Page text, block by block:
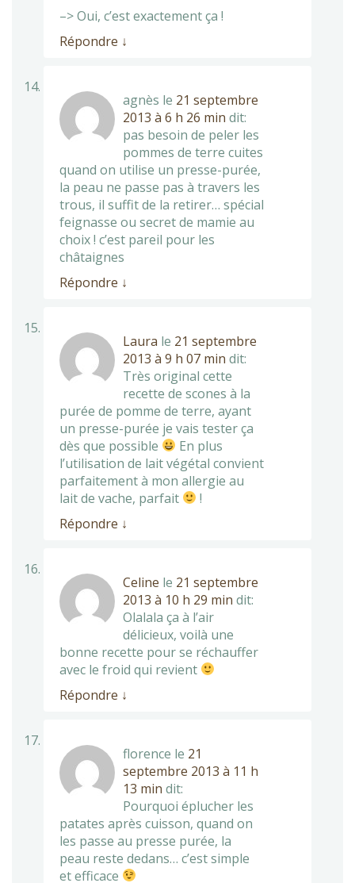
–> Oui, c’est exactement ça !
Répondre ↓
agnès le 21 septembre
2013 à 6 h 26 min dit:
pas besoin de peler les
pommes de terre cuites
quand on utilise un presse-purée,
la peau ne passe pas à travers les
trous, il suffit de la retirer… spécial
feignasse ou secret de mamie au
choix ! c’est pareil pour les
châtaignes
Répondre ↓
Laura le 21 septembre
2013 à 9 h 07 min dit:
Très original cette
recette de scones à la
purée de pomme de terre, ayant
un presse-purée je vais tester ça
dès que possible
En plus
l’utilisation de lait végétal convient
parfaitement à mon allergie au
lait de vache, parfait
!
Répondre ↓
Celine le 21 septembre
2013 à 10 h 29 min dit:
Olalala ça à l’air
délicieux, voilà une
bonne recette pour se réchauffer
avec le froid qui revient
Répondre ↓
florence le 21
septembre 2013 à 11 h
13 min dit:
Pourquoi éplucher les
patates après cuisson, quand on
les passe au presse purée, la
peau reste dedans… c’est simple
et efficace